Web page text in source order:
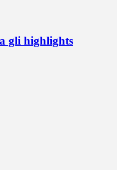
gli highlights